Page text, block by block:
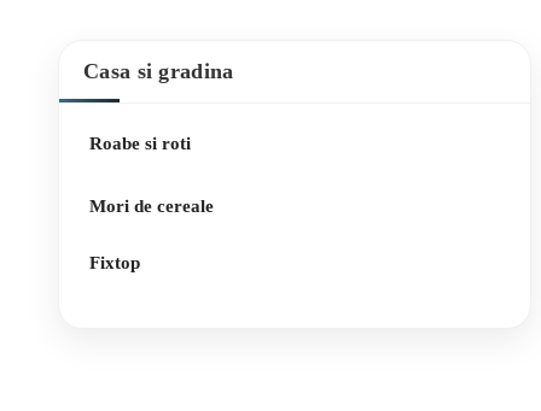
Casa si gradina
Roabe si roti
Mori de cereale
Fixtop